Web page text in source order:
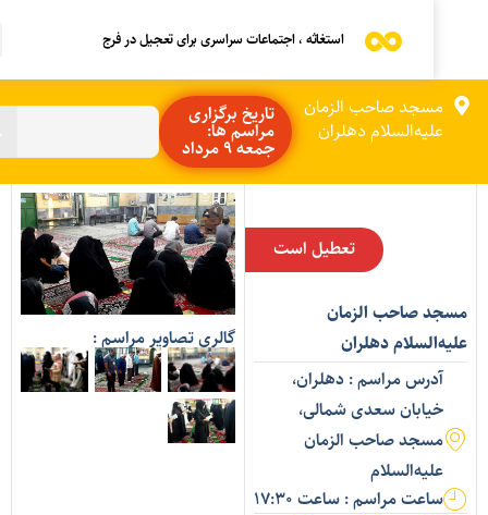
استغاثه ، اجتماعات سراسری برای تعجیل در فرج
مسجد صاحب الزمان
علیه‌السلام دهلران
تاریخ برگزاری
مراسم ها:
جمعه 9 مرداد
تعطیل است
صاحب الزمان
دهلران
آدرس مراسم : دهلران،
خیابان سعدی شمالی،
مسجد صاحب الزمان
علیه‌السلام
ساعت مراسم : ساعت 17:30
گالری تصاویر مراسم :